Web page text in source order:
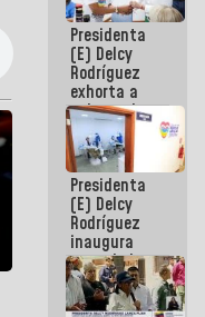
Presidenta
(E) Delcy
Rodríguez
exhorta a
gobernadores
y alcaldes a
edificar
casas para
abuelos
Presidenta
(E) Delcy
Rodríguez
inaugura
casa de los
Abuelos
Primavera